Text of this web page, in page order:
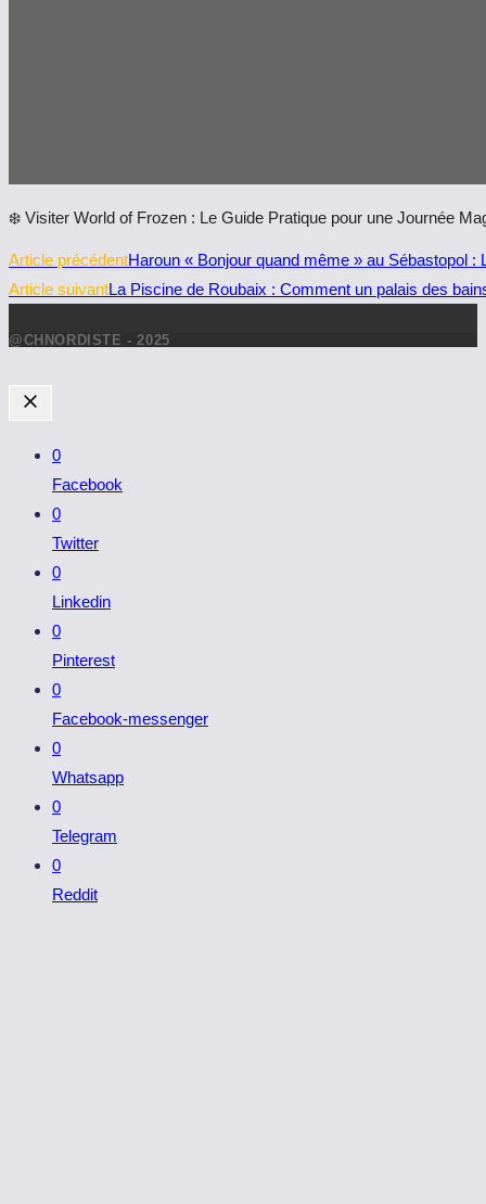
❄️ Visiter World of Frozen : Le Guide Pratique pour une Journée
Read
more
Article précédentHaroun « Bonjour quand même » au Sébastopol
Article suivantLa Piscine de Roubaix : Comment un palais des
@CHNORDISTE - 2025
0
Facebook
0
Twitter
0
Linkedin
0
Pinterest
0
Facebook-messenger
0
Whatsapp
0
Telegram
0
Reddit